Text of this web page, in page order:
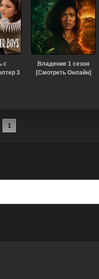
с
3
Владение 1 сезон
[Смотреть Онлайн]
1